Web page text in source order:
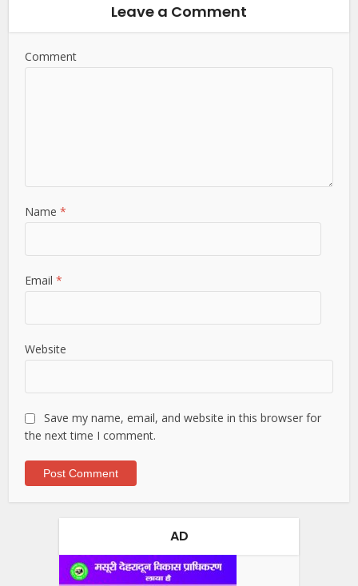
Leave a Comment
Comment
Name*
Email*
Website
Save my name, email, and website in this browser for
the next time I comment.
AD